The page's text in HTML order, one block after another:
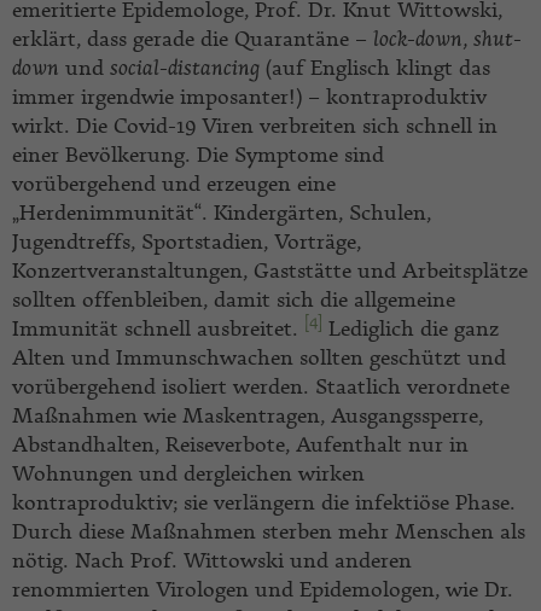
emeritierte Epidemologe, Prof. Dr. Knut Wittowski,
erklärt, dass gerade die Quarantäne – lock-down, shut-
down und social-distancing (auf Englisch klingt das
immer irgendwie imposanter!) – kontraproduktiv
wirkt. Die Covid-19 Viren verbreiten sich schnell in
einer Bevölkerung. Die Symptome sind
vorübergehend und erzeugen eine
„Herdenimmunität“. Kindergärten, Schulen,
Jugendtreffs, Sportstadien, Vorträge,
Konzertveranstaltungen, Gaststätte und Arbeitsplätze
sollten offenbleiben, damit sich die allgemeine
Immunität schnell ausbreitet.
[4]
Lediglich die ganz
Alten und Immunschwachen sollten geschützt und
vorübergehend isoliert werden. Staatlich verordnete
Maßnahmen wie Maskentragen, Ausgangssperre,
Abstandhalten, Reiseverbote, Aufenthalt nur in
Wohnungen und dergleichen wirken
kontraproduktiv; sie verlängern die infektiöse Phase.
Durch diese Maßnahmen sterben mehr Menschen als
nötig. Nach Prof. Wittowski und anderen
renommierten Virologen und Epidemologen, wie Dr.